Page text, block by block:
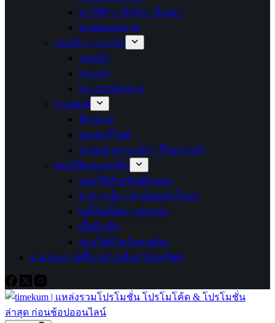
บาร์บีคิว / ปิกนิก / ปีนเขา
นวดผ่อนคลาย
รองเท้า / กระเป๋า
รองเท้า
กระเป๋า
กระเป๋าเดินทาง
ยานยนต์
จักรยาน
มอเตอร์ไซค์
ระบบนำทาง GPS / รีโมท GPS
ของใช้แม่และเด็ก
ของใช้สำหรับเด็กอ่อน
อาหารเด็ก / ผ้าอ้อมสำเร็จรูป
เครื่องเขียน / ของเล่น
เสื้อผ้าเด็ก
ของใช้สำหรับคนท้อง
รวมประกาศซื้อ-เช่า อสังหาริมทรัพย์